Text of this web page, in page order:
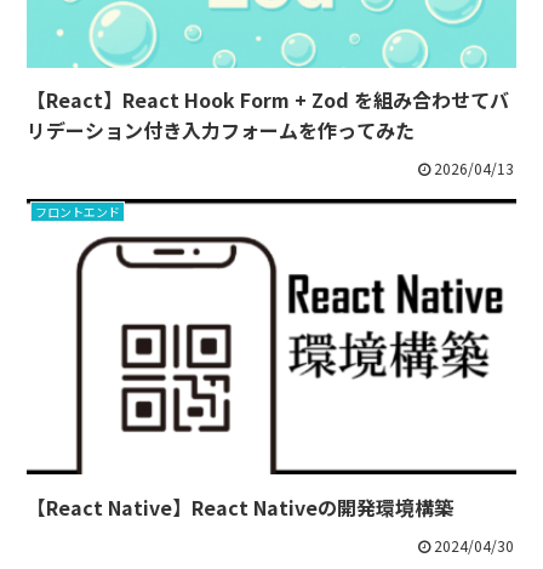
【React】React Hook Form + Zod を組み合わせてバ
リデーション付き入力フォームを作ってみた
2026/04/13
フロントエンド
【React Native】React Nativeの開発環境構築
2024/04/30